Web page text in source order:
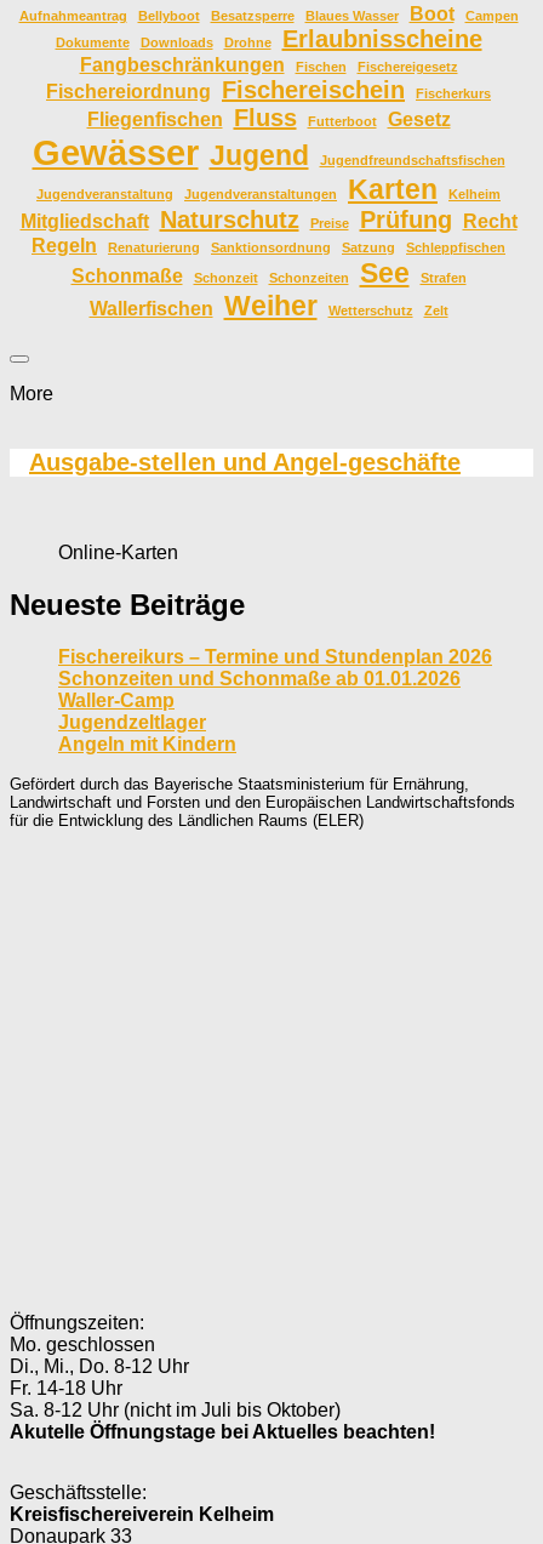
Aufnahmeantrag Bellyboot Besatzsperre Blaues Wasser Boot
Campen
Dokumente
Downloads Drohne Erlaubnisscheine
Fangbeschränkungen Fischen Fischereigesetz
Fischereiordnung Fischereischein Fischerkurs
Fliegenfischen Fluss Futterboot Gesetz
Gewässer Jugend Jugendfreundschaftsfischen
Jugendveranstaltung Jugendveranstaltungen Karten Kelheim
Mitgliedschaft Naturschutz Preise Prüfung
Recht
Regeln
Renaturierung Sanktionsordnung Satzung Schleppfischen
Schonmaße Schonzeit Schonzeiten See Strafen
Wallerfischen Weiher Wetterschutz Zelt
More
Ausgabe-stellen und Angel-geschäfte
Online-Karten
Neueste Beiträge
Fischereikurs – Termine und Stundenplan 2026
Schonzeiten und Schonmaße ab 01.01.2026
Waller-Camp
Jugendzeltlager
Angeln mit Kindern
Gefördert durch das Bayerische Staatsministerium für Ernährung,
Landwirtschaft und Forsten und den Europäischen Landwirtschaftsfonds
für die Entwicklung des Ländlichen Raums (ELER)
Öffnungszeiten:
Mo. geschlossen
Di., Mi., Do. 8-12 Uhr
Fr. 14-18 Uhr
Sa. 8-12 Uhr (nicht im Juli bis Oktober)
Akutelle Öffnungstage bei Aktuelles beachten!
Geschäftsstelle:
Kreisfischereiverein Kelheim
Donaupark 33